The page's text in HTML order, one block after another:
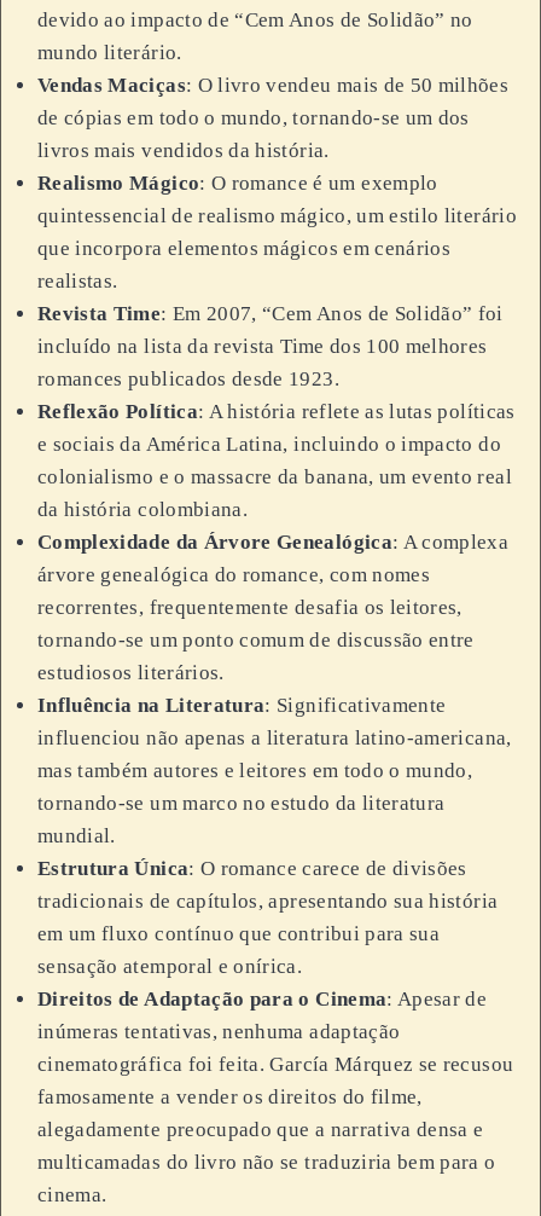
devido ao impacto de “Cem Anos de Solidão” no
mundo literário.
Vendas Maciças: O livro vendeu mais de 50 milhões
de cópias em todo o mundo, tornando-se um dos
livros mais vendidos da história.
Realismo Mágico: O romance é um exemplo
quintessencial de realismo mágico, um estilo literário
que incorpora elementos mágicos em cenários
realistas.
Revista Time: Em 2007, “Cem Anos de Solidão” foi
incluído na lista da revista Time dos 100 melhores
romances publicados desde 1923.
Reflexão Política: A história reflete as lutas políticas
e sociais da América Latina, incluindo o impacto do
colonialismo e o massacre da banana, um evento real
da história colombiana.
Complexidade da Árvore Genealógica: A complexa
árvore genealógica do romance, com nomes
recorrentes, frequentemente desafia os leitores,
tornando-se um ponto comum de discussão entre
estudiosos literários.
Influência na Literatura: Significativamente
influenciou não apenas a literatura latino-americana,
mas também autores e leitores em todo o mundo,
tornando-se um marco no estudo da literatura
mundial.
Estrutura Única: O romance carece de divisões
tradicionais de capítulos, apresentando sua história
em um fluxo contínuo que contribui para sua
sensação atemporal e onírica.
Direitos de Adaptação para o Cinema: Apesar de
inúmeras tentativas, nenhuma adaptação
cinematográfica foi feita. García Márquez se recusou
famosamente a vender os direitos do filme,
alegadamente preocupado que a narrativa densa e
multicamadas do livro não se traduziria bem para o
cinema.